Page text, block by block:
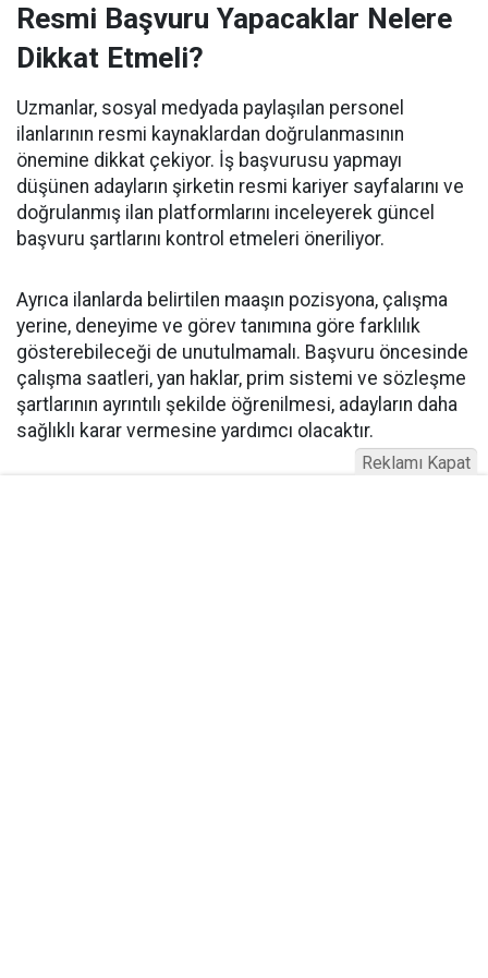
Resmi Başvuru Yapacaklar Nelere
Dikkat Etmeli?
Uzmanlar, sosyal medyada paylaşılan personel
ilanlarının resmi kaynaklardan doğrulanmasının
önemine dikkat çekiyor. İş başvurusu yapmayı
düşünen adayların şirketin resmi kariyer sayfalarını ve
doğrulanmış ilan platformlarını inceleyerek güncel
başvuru şartlarını kontrol etmeleri öneriliyor.
Ayrıca ilanlarda belirtilen maaşın pozisyona, çalışma
yerine, deneyime ve görev tanımına göre farklılık
gösterebileceği de unutulmamalı. Başvuru öncesinde
çalışma saatleri, yan haklar, prim sistemi ve sözleşme
şartlarının ayrıntılı şekilde öğrenilmesi, adayların daha
sağlıklı karar vermesine yardımcı olacaktır.
Reklamı Kapat